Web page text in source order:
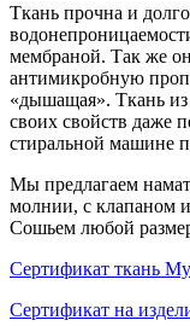
Ткань прочна и
мембраной. Так же
антимикробную
«дышащая». Ткань
своих свойств даже
стиральной машине
Мы предлагаем
молнии, с клапаном
Сошьем любой
Сертификат ткань
Сертификат на